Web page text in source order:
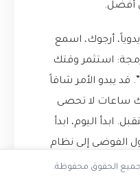
أفضل.
أرجوك، اسمع
استثمر وقتك
قد يبدو الأمر شاقاً
ساعات لا تحصى
ابدأ اليوم، ابدأ
الفوضى إلى نظام